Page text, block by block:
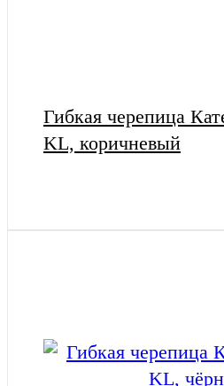
Гибкая черепица
KL, коричневый